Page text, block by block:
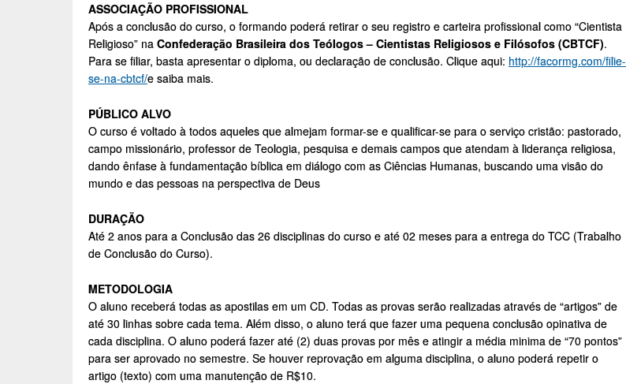
ASSOCIAÇÃO PROFISSIONAL
Após a conclusão do curso, o formando poderá retirar o seu registro e carteira profissional como “Cientista
Religioso” na Confederação Brasileira dos Teólogos – Cientistas Religiosos e Filósofos (CBTCF).
Para se filiar, basta apresentar o diploma, ou declaração de conclusão. Clique aqui: http://facormg.com/filie-
se-na-cbtcf/e saiba mais.
PÚBLICO ALVO
O curso é voltado à todos aqueles que almejam formar-se e qualificar-se para o serviço cristão: pastorado,
campo missionário, professor de Teologia, pesquisa e demais campos que atendam à liderança religiosa,
dando ênfase à fundamentação bíblica em diálogo com as Ciências Humanas, buscando uma visão do
mundo e das pessoas na perspectiva de Deus
DURAÇÃO
Até 2 anos para a Conclusão das 26 disciplinas do curso e até 02 meses para a entrega do TCC (Trabalho
de Conclusão do Curso).
METODOLOGIA
O aluno receberá todas as apostilas em um CD. Todas as provas serão realizadas através de “artigos” de
até 30 linhas sobre cada tema. Além disso, o aluno terá que fazer uma pequena conclusão opinativa de
cada disciplina. O aluno poderá fazer até (2) duas provas por mês e atingir a média minima de “70 pontos”
para ser aprovado no semestre. Se houver reprovação em alguma disciplina, o aluno poderá repetir o
artigo (texto) com uma manutenção de R$10.